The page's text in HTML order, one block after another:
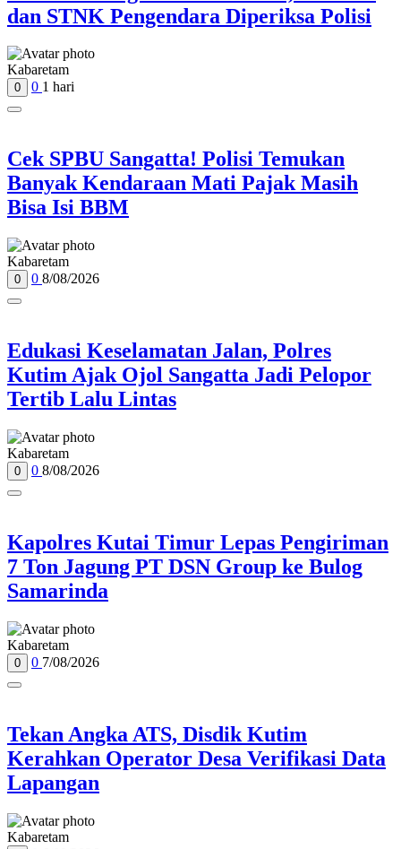
dan STNK Pengendara Diperiksa Polisi
Kabaretam
0 0 1 hari
Cek SPBU Sangatta! Polisi Temukan
Banyak Kendaraan Mati Pajak Masih
Bisa Isi BBM
Kabaretam
0 0 8/08/2026
Edukasi Keselamatan Jalan, Polres
Kutim Ajak Ojol Sangatta Jadi Pelopor
Tertib Lalu Lintas
Kabaretam
0 0 8/08/2026
Kapolres Kutai Timur Lepas Pengiriman
7 Ton Jagung PT DSN Group ke Bulog
Samarinda
Kabaretam
0 0 7/08/2026
Tekan Angka ATS, Disdik Kutim
Kerahkan Operator Desa Verifikasi Data
Lapangan
Kabaretam